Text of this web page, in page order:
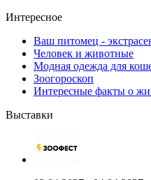
Интересное
Ваш питомец -
Человек и животные
Модная одежда для
Зоогороскоп
Интересные факты о
Выставки